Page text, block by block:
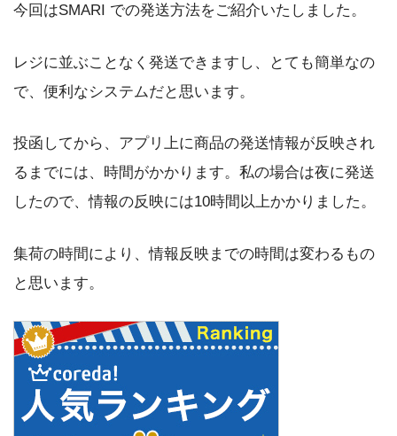
今回はSMARI での発送方法をご紹介いたしました。
レジに並ぶことなく発送できますし、とても簡単なの
で、便利なシステムだと思います。
投函してから、アプリ上に商品の発送情報が反映され
るまでには、時間がかかります。私の場合は夜に発送
したので、情報の反映には10時間以上かかりました。
集荷の時間により、情報反映までの時間は変わるもの
と思います。